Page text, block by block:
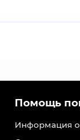
Помощь
Информация о